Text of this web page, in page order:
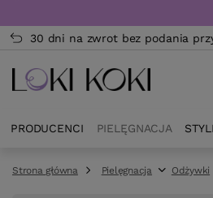
30 dni na zwrot bez podania
PRODUCENCI PIELĘGNACJA
Strona główna Pielęgnacja Odżywki